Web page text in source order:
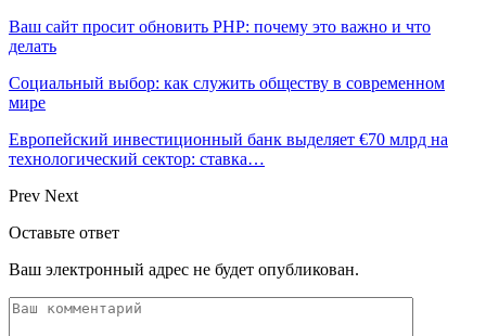
Ваш сайт просит обновить PHP: почему это важно и что
делать
Социальный выбор: как служить обществу в современном
мире
Европейский инвестиционный банк выделяет €70 млрд на
технологический сектор: ставка…
Prev Next
Оставьте ответ
Ваш электронный адрес не будет опубликован.